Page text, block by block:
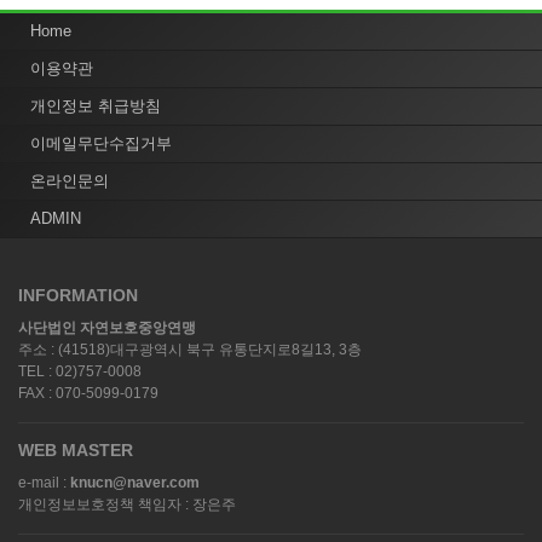
Home
이용약관
개인정보 취급방침
이메일무단수집거부
온라인문의
ADMIN
INFORMATION
사단법인 자연보호중앙연맹
주소 : (41518)대구광역시 북구 유통단지로8길13, 3층
TEL : 02)757-0008
FAX : 070-5099-0179
WEB MASTER
e-mail : knucn@naver.com
개인정보보호정책 책임자 : 장은주